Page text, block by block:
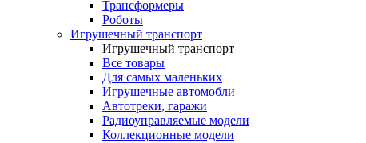
Трансформеры
Роботы
Игрушечный транспорт
Игрушечный транспорт
Все товары
Для самых маленьких
Игрушечные автомобли
Автотреки, гаражи
Радиоуправляемые модели
Коллекционные модели